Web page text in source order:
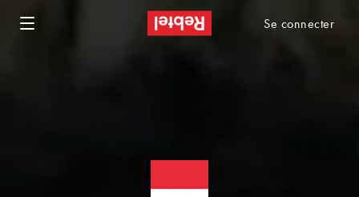
Se connecter